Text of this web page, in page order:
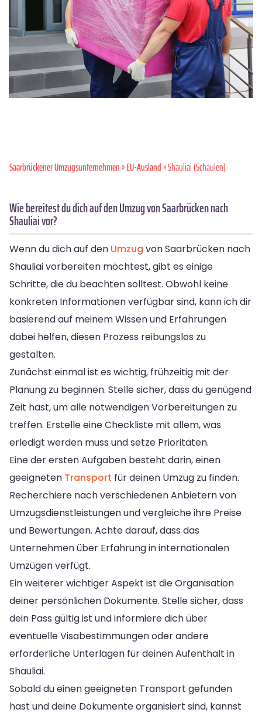
Saarbrückener Umzugsunternehmen»EU-Ausland» Shauliai (Schaulen)
Wie bereitest du dich auf den Umzug von Saarbrücken nach
Shauliai vor?
Wenn du dich auf den Umzug von Saarbrücken nach
Shauliai vorbereiten möchtest, gibt es einige
Schritte, die du beachten solltest. Obwohl keine
konkreten Informationen verfügbar sind, kann ich dir
basierend auf meinem Wissen und Erfahrungen
dabei helfen, diesen Prozess reibungslos zu
gestalten.
Zunächst einmal ist es wichtig, frühzeitig mit der
Planung zu beginnen. Stelle sicher, dass du genügend
Zeit hast, um alle notwendigen Vorbereitungen zu
treffen. Erstelle eine Checkliste mit allem, was
erledigt werden muss und setze Prioritäten.
Eine der ersten Aufgaben besteht darin, einen
geeigneten Transport für deinen Umzug zu finden.
Recherchiere nach verschiedenen Anbietern von
Umzugsdienstleistungen und vergleiche ihre Preise
und Bewertungen. Achte darauf, dass das
Unternehmen über Erfahrung in internationalen
Umzügen verfügt.
Ein weiterer wichtiger Aspekt ist die Organisation
deiner persönlichen Dokumente. Stelle sicher, dass
dein Pass gültig ist und informiere dich über
eventuelle Visabestimmungen oder andere
erforderliche Unterlagen für deinen Aufenthalt in
Shauliai.
Sobald du einen geeigneten Transport gefunden
hast und deine Dokumente organisiert sind, kannst